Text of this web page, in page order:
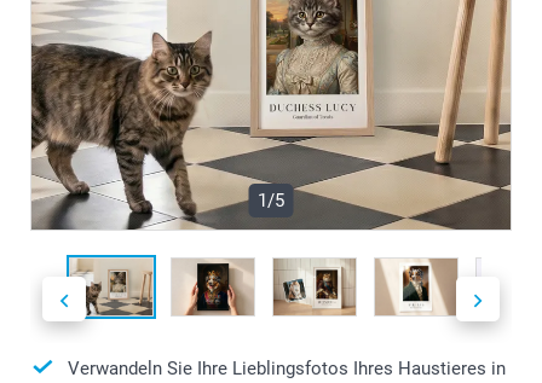
1/5
Verwandeln Sie Ihre Lieblingsfotos Ihres Haustieres in